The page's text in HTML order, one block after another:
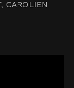
CAROLIEN